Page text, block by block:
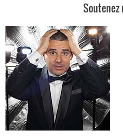
Soutenez